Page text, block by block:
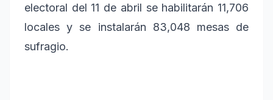
electoral del 11 de abril se habilitarán 11,706
locales y se instalarán 83,048 mesas de
sufragio.